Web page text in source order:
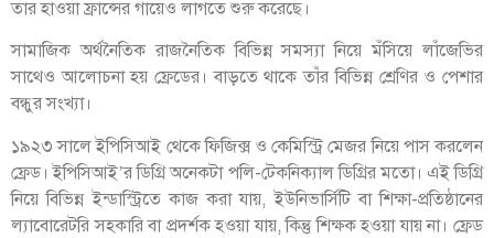
তার হাওয়া ফ্রান্সের গায়েও লাগতে শুরু করেছে।
সামাজিক অর্থনৈতিক রাজনৈতিক বিভিন্ন সমস্যা নিয়ে মঁসিয়ে লাঁজেভির
সাথেও আলোচনা হয় ফ্রেডের। বাড়তে থাকে তাঁর বিভিন্ন শ্রেণির ও পেশার
বন্ধুর সংখ্যা।
১৯২৩ সালে ইপিসিআই থেকে ফিজিক্স ও কেমিস্ট্রি মেজর নিয়ে পাস করলেন
ফ্রেড। ইপিসিআই’র ডিগ্রি অনেকটা পলি-টেকনিক্যাল ডিগ্রির মতো। এই ডিগ্রি
নিয়ে বিভিন্ন ইন্ডাস্ট্রিতে কাজ করা যায়, ইউনিভার্সিটি বা শিক্ষা-প্রতিষ্ঠানের
ল্যাবোরেটরি সহকারি বা প্রদর্শক হওয়া যায়, কিন্তু শিক্ষক হওয়া যায় না। ফ্রেড